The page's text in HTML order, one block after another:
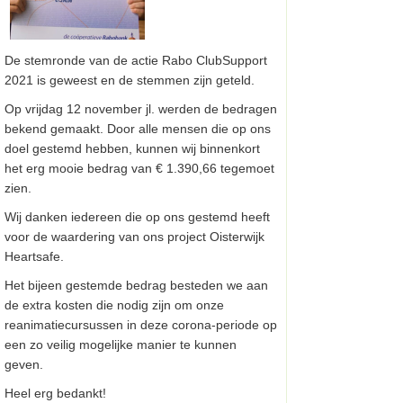
De stemronde van de actie Rabo ClubSupport
2021 is geweest en de stemmen zijn geteld.
Op vrijdag 12 november jl. werden de bedragen
bekend gemaakt. Door alle mensen die op ons
doel gestemd hebben, kunnen wij binnenkort
het erg mooie bedrag van € 1.390,66 tegemoet
zien.
Wij danken iedereen die op ons gestemd heeft
voor de waardering van ons project Oisterwijk
Heartsafe.
Het bijeen gestemde bedrag besteden we aan
de extra kosten die nodig zijn om onze
reanimatiecursussen in deze corona-periode op
een zo veilig mogelijke manier te kunnen
geven.
Heel erg bedankt!